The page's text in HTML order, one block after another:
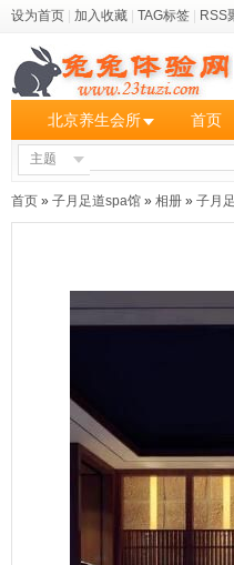
设为首页 加入收藏 TAG标签 RSS
北京养生会所 首页
主题
首页 » 子月足道spa馆 » 相册 » 子月